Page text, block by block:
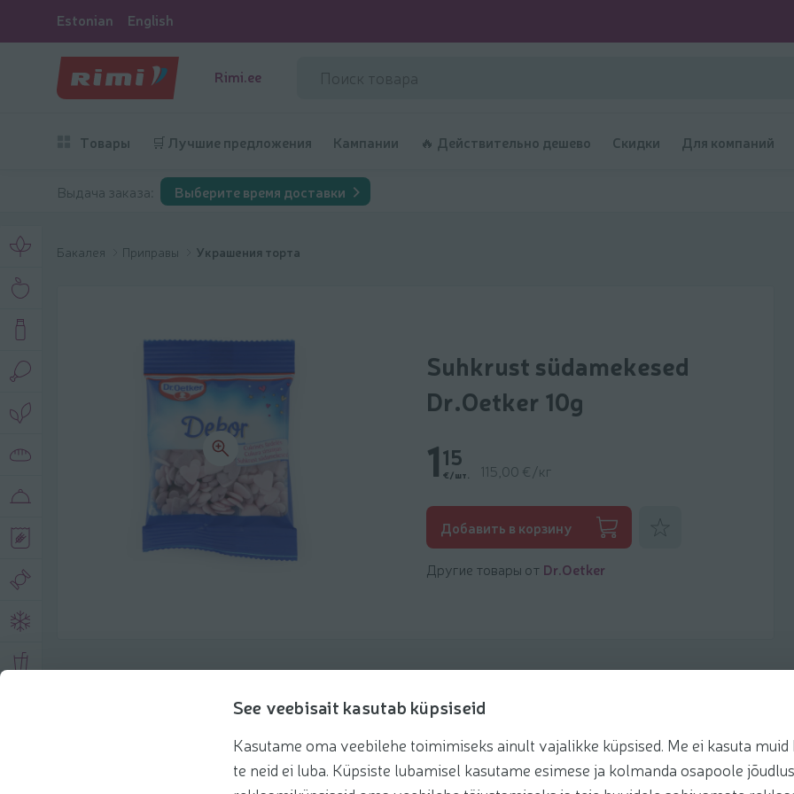
See veebisait kasutab küpsiseid
Kasutame oma veebilehe toimimiseks ainult vajalikke küpsised. Me ei kasuta muid
te neid ei luba. Küpsiste lubamisel kasutame esimese ja kolmanda osapoole
Estonian English
Rimi.ee
Товары 🛒 Лучшие предложения Кампании 🔥 Действительно дешево Скидки Для компаний
Выдача заказа: Выберите время доставки
Бакалея Приправы Украшения торта
Suhkrust südamekesed
Dr.Oetker 10g
115
€/шт. 115,00 €/кг
Добавить в корзину
Другие товары от Dr.Oetker
Рекомендации Рецепты